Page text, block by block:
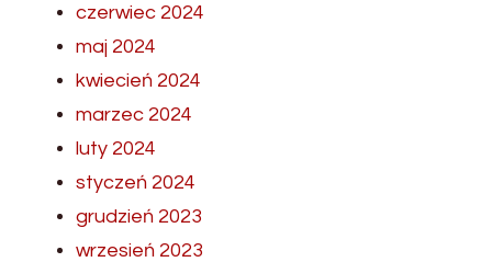
czerwiec 2024
maj 2024
kwiecień 2024
marzec 2024
luty 2024
styczeń 2024
grudzień 2023
wrzesień 2023